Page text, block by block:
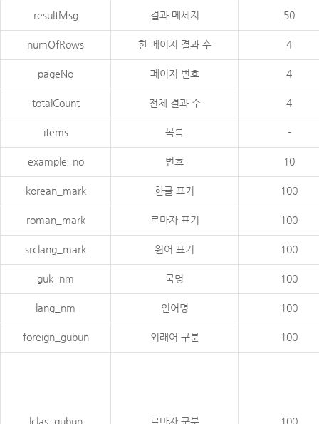
resultMsg 결과 메세지 50
numOfRows 한 페이지 결과 수 4
pageNo 페이지 번호 4
totalCount 전체 결과 수 4
items 목록 -
example_no 번호 10
korean_mark 한글 표기 100
roman_mark 로마자 표기 100
srclang_mark 원어 표기 100
guk_nm 국명 100
lang_nm 언어명 100
foreign_gubun 외래어 구분 100
lclas_gubun 로마자 구분 100